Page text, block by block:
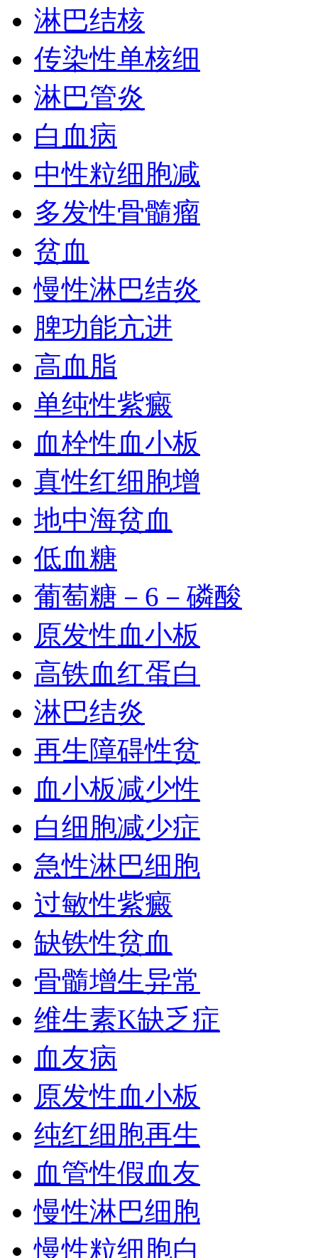
淋巴结核
传染性单核细
淋巴管炎
白血病
中性粒细胞减
多发性骨髓瘤
贫血
慢性淋巴结炎
脾功能亢进
高血脂
单纯性紫癜
血栓性血小板
真性红细胞增
地中海贫血
低血糖
葡萄糖－6－磷酸
原发性血小板
高铁血红蛋白
淋巴结炎
再生障碍性贫
血小板减少性
白细胞减少症
急性淋巴细胞
过敏性紫癜
缺铁性贫血
骨髓增生异常
维生素K缺乏症
血友病
原发性血小板
纯红细胞再生
血管性假血友
慢性淋巴细胞
慢性粒细胞白